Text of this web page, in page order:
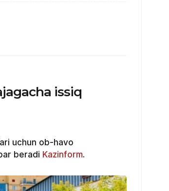
issiq
uchun ob-havo
beradi Kazinform.